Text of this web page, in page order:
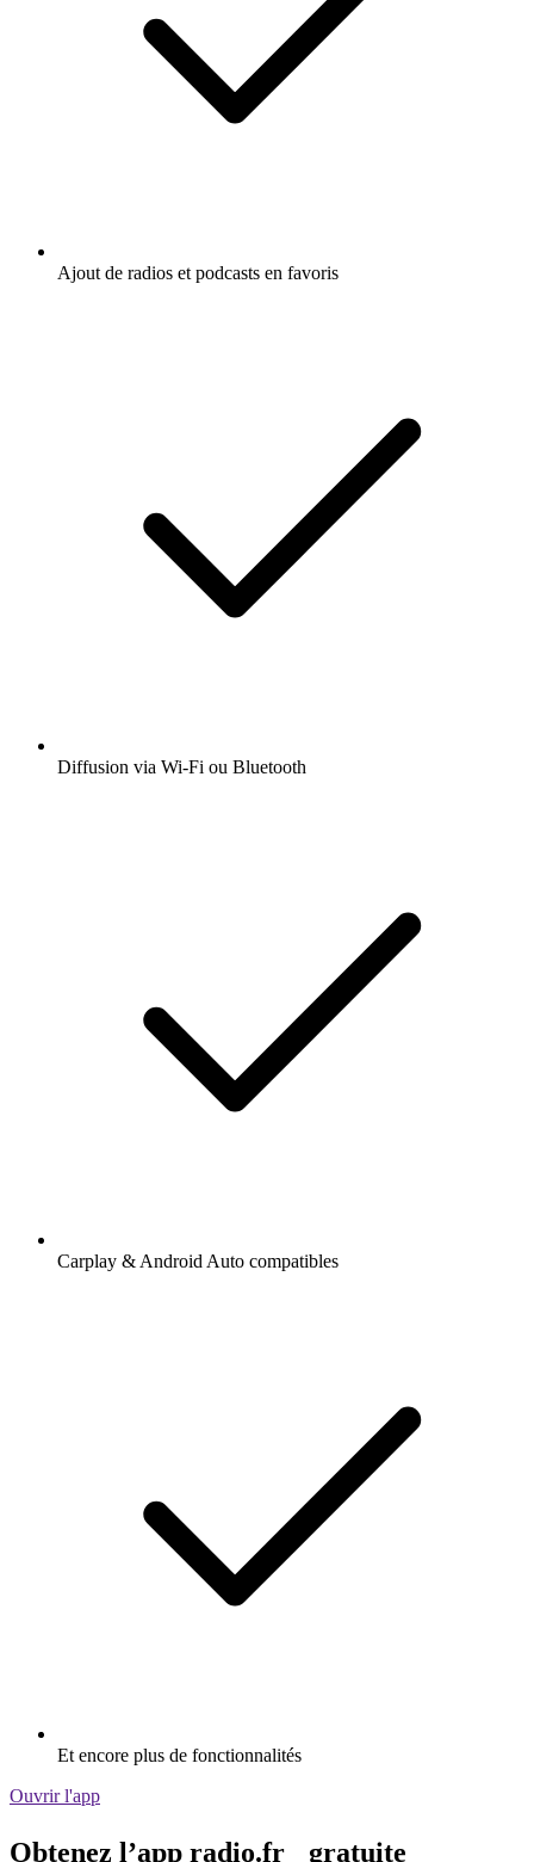
Ajout de radios et podcasts en favoris
Diffusion via Wi-Fi ou Bluetooth
Carplay & Android Auto compatibles
Et encore plus de fonctionnalités
Ouvrir l'app
Obtenez l’app radio.fr gratuite